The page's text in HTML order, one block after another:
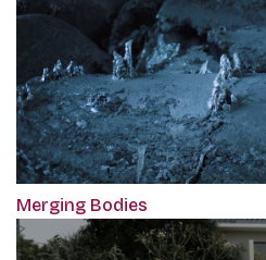
Merging Bodies